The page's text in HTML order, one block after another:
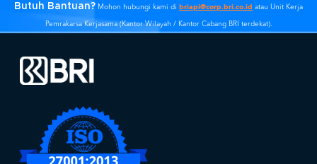
Butuh Bantuan? Mohon hubungi kami di briapi@corp.bri.co.id atau Unit Kerja
Pemrakarsa Kerjasama (Kantor Wilayah / Kantor Cabang BRI terdekat).